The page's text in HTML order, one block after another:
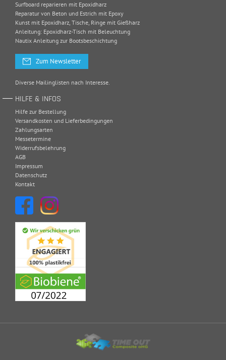
Surfboard reparieren mit Epoxidharz
Reparatur von Beton und Estrich mit Epoxy
Kunst mit Epoxidharz, Tische, Ringe mit Gießharz
Anleitung: Epoxidharz-Tisch mit Beleuchtung
Nautix Anleitung zur Bootsbeschichtung
Zum Newsletter
Diverse Mailinglisten nach Interesse.
HILFE & INFOS
Hilfe zur Bestellung
Versandkosten und Lieferbedingungen
Zahlungsarten
Messetermine
Widerrufsbelehrung
AGB
Impressum
Datenschutz
Kontakt